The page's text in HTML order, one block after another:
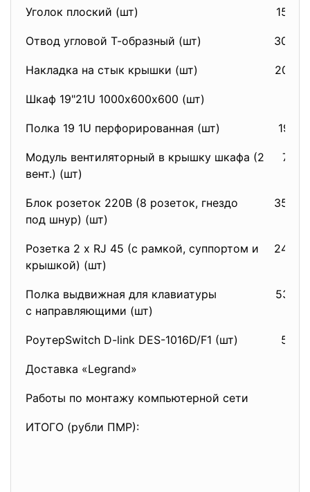
Уголок плоский (шт)
Отвод угловой Т-образный (шт)
Накладка на стык крышки (шт)
Шкаф 19"21U 1000х600х600 (шт)
Полка 19 1U перфорированная (шт)
Модуль вентиляторный в крышку шкафа (2
вент.) (шт)
Блок розеток 220В (8 розеток, гнездо
под шнур) (шт)
Розетка 2 x RJ 45 (с рамкой, суппортом и
крышкой) (шт)
Полка выдвижная для клавиатуры
с направляющими (шт)
РоутерSwitch D-link DES-1016D/F1 (шт)
Доставка «Legrand»
Работы по монтажу компьютерной сети
ИТОГО (рубли ПМР):